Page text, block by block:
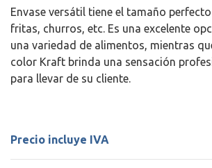
Envase versátil tiene el tamaño
fritas, churros, etc. Es una excelente
una variedad de alimentos, mientras
color Kraft brinda una sensación
para llevar de su cliente.
Precio incluye IVA